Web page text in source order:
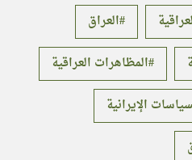
العراق
المظاهرات العراقية
الإيرانية